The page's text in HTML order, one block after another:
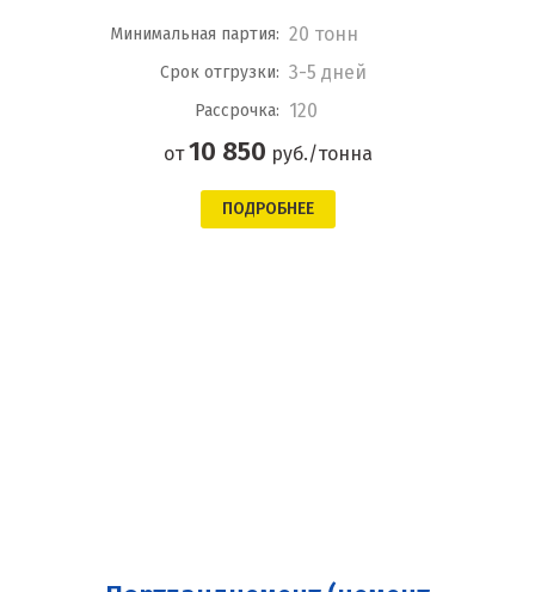
Минимальная партия: 20 тонн
Срок отгрузки: 3-5 дней
Рассрочка: 120
от10 850 руб./тонна
ПОДРОБНЕЕ